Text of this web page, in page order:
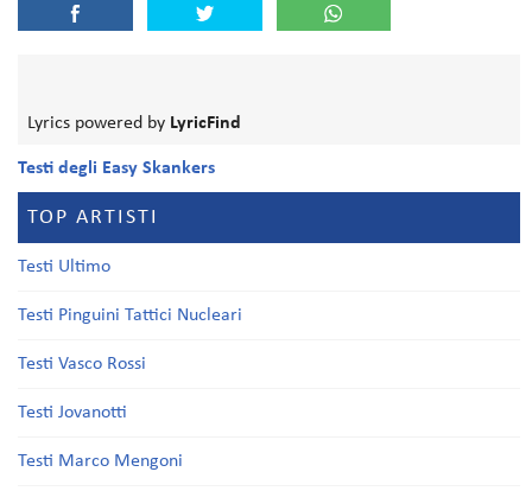
Lyrics powered by LyricFind
Testi degli Easy Skankers
TOP ARTISTI
Testi Ultimo
Testi Pinguini Tattici Nucleari
Testi Vasco Rossi
Testi Jovanotti
Testi Marco Mengoni